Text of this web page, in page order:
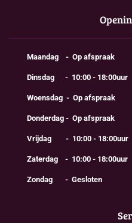
Maandag - Op afspraak
Dinsdag - 10:00 - 18:00uur
Woensdag - Op afspraak
Donderdag - Op afspraak
Vrijdag - 10:00 - 18:00uur
Zaterdag - 10:00 - 18:00uur
Zondag - Gesloten